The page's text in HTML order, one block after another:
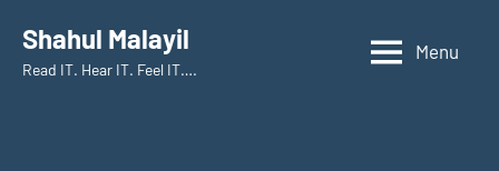
content
Shahul Malayil
Read IT. Hear IT. Feel IT….
Menu